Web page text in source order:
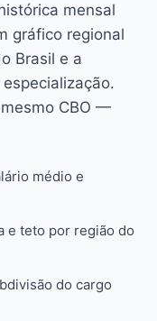
mensal
gráfico regional
Brasil e a
CBO —
médio e
e teto por região do
do cargo